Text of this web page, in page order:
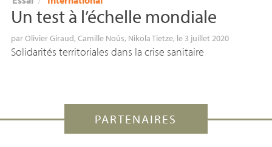
Un test à l’échelle mondiale
parOlivier Giraud, Camille Noûs, Nikola Tietze, le 3 juillet 2020
Solidarités territoriales dans la crise sanitaire
PARTENAIRES